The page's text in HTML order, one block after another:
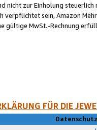
nicht zur Einholung
verpflichtet sein, Amazon
gültige MwSt.-Rechnung
FÜR DIE